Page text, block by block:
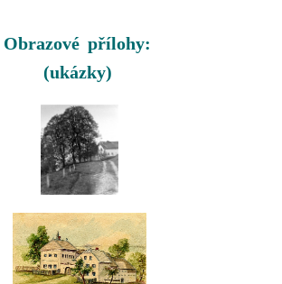
Obrazové přílohy:
(ukázky)